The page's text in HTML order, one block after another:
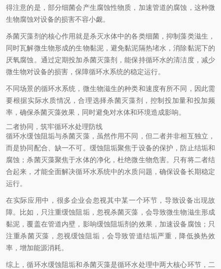
得注意的是，部分细菌会产生腐蚀性物质，加速管道的腐蚀，这种微
生物腐蚀对设备的损害不容小觑。
杀菌灭藻剂的核心作用就是杀灭水体中的各类细菌，抑制藻类滋生，
同时瓦解微生物形成的生物黏泥，避免黏泥隔热堵水，消除黏泥下的
厌氧腐蚀。通过定期投加杀菌灭藻剂，能保持循环水的清洁度，减少
微生物对设备的损害，保障循环水系统的稳定运行。
不同场景的循环水系统，微生物滋生的种类和速度有所不同，因此需
要根据实际水质情况，合理选择杀菌灭藻剂，控制投加量和投加频
率，确保杀菌灭藻效果，同时避免对水体和环境造成影响。
二者协同，筑牢循环水处理防线
循环水缓蚀阻垢与杀菌灭藻，虽然作用不同，但二者并非相互独立，
而是协同配合、缺一不可。缓蚀阻垢聚焦于设备的保护，防止结垢和
腐蚀；杀菌灭藻聚焦于水体的净化，杜绝微生物危害。只有将二者结
合起来，才能全面解决循环水系统中的水质问题，确保设备长期稳定
运行。
在实际应用中，很多企业会忽视其中某一个环节，导致设备出现故
障。比如，只注重缓蚀阻垢，忽视杀菌灭藻，会导致微生物滋生形成
黏泥，覆盖在管道内壁，影响缓蚀阻垢剂的效果，加速设备腐蚀；只
注重杀菌灭藻，忽视缓蚀阻垢，会导致管道结垢严重，降低换热效
率，增加能源消耗。
综上，循环水缓蚀阻垢和杀菌灭藻是循环水处理中两大核心环节，二